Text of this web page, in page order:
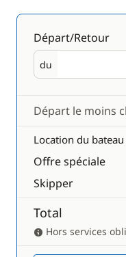
Départ/Retour
du
Départ
Départ le moins
Location du bateau
Offre spéciale
Skipper
Total
Hors services